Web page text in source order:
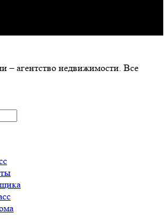
– агентство недвижимости. Все